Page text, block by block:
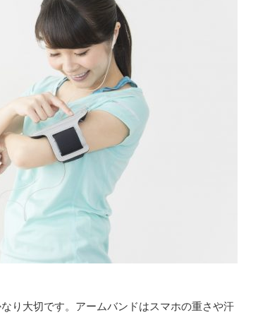
り大切です。アームバンドはスマホの重さや汗